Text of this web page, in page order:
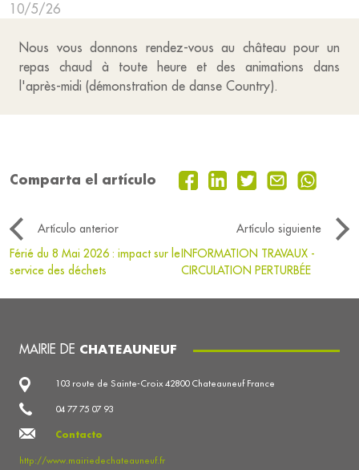
10/5/26
Nous vous donnons rendez-vous au château pour un
repas chaud à toute heure et des animations dans
l'après-midi (démonstration de danse Country).
Comparta el artículo
Artículo anterior
Artículo siguiente
Férié du 8 Mai 2026 : impact sur le
service des déchets
INFORMATION TRAVAUX -
CIRCULATION PERTURBÉE
MAIRIE DE CHATEAUNEUF
103 route de Sainte-Croix 42800 Chateauneuf France
04 77 75 07 93
Contacto
http://www.mairiedechateauneuf.fr